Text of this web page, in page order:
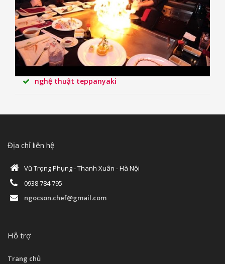
nghệ thuật teppanyaki
Địa chỉ liên hệ
Vũ Trọng Phụng - Thanh Xuân - Hà Nội
0938 784 795
ngocson.chef@gmail.com
Hỗ trợ
Trang chủ